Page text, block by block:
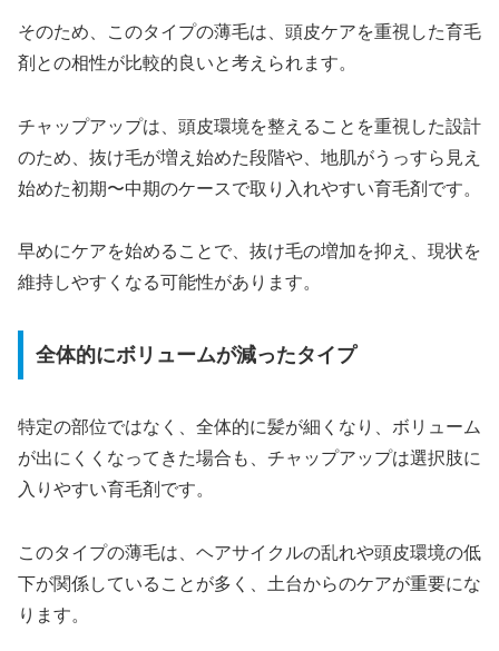
そのため、このタイプの薄毛は、頭皮ケアを重視した育毛
剤との相性が比較的良いと考えられます。
チャップアップは、頭皮環境を整えることを重視した設計
のため、抜け毛が増え始めた段階や、地肌がうっすら見え
始めた初期〜中期のケースで取り入れやすい育毛剤です。
早めにケアを始めることで、抜け毛の増加を抑え、現状を
維持しやすくなる可能性があります。
全体的にボリュームが減ったタイプ
特定の部位ではなく、全体的に髪が細くなり、ボリューム
が出にくくなってきた場合も、チャップアップは選択肢に
入りやすい育毛剤です。
このタイプの薄毛は、ヘアサイクルの乱れや頭皮環境の低
下が関係していることが多く、土台からのケアが重要にな
ります。